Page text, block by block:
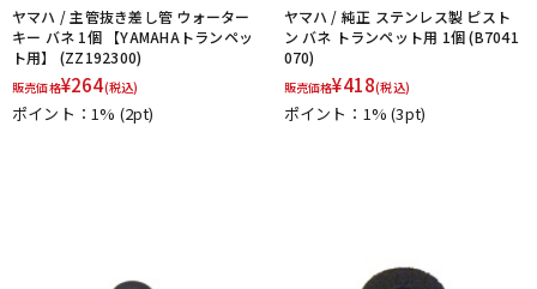
ヤマハ / 主管抜き差し管 ウォーター
キー バネ 1個 【YAMAHAトランペッ
ト用】 (ZZ192300)
販売価格¥264(税込)
ポイント：1% (2pt)
ヤマハ / 純正 ステンレス製 ピスト
ン バネ トランペット用 1個 (B7041
070)
販売価格¥418(税込)
ポイント：1%(3pt)